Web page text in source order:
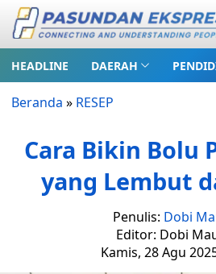
HEADLINE DAERAH
Beranda » RESEP
Cara Bikin Bolu
yang Lembut
Penulis: Dobi
Editor: Dobi
Kamis, 28 Agu